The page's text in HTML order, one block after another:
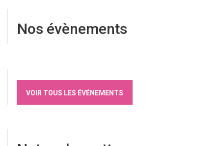
Nos évènements
VOIR TOUS LES ÉVÉNEMENTS